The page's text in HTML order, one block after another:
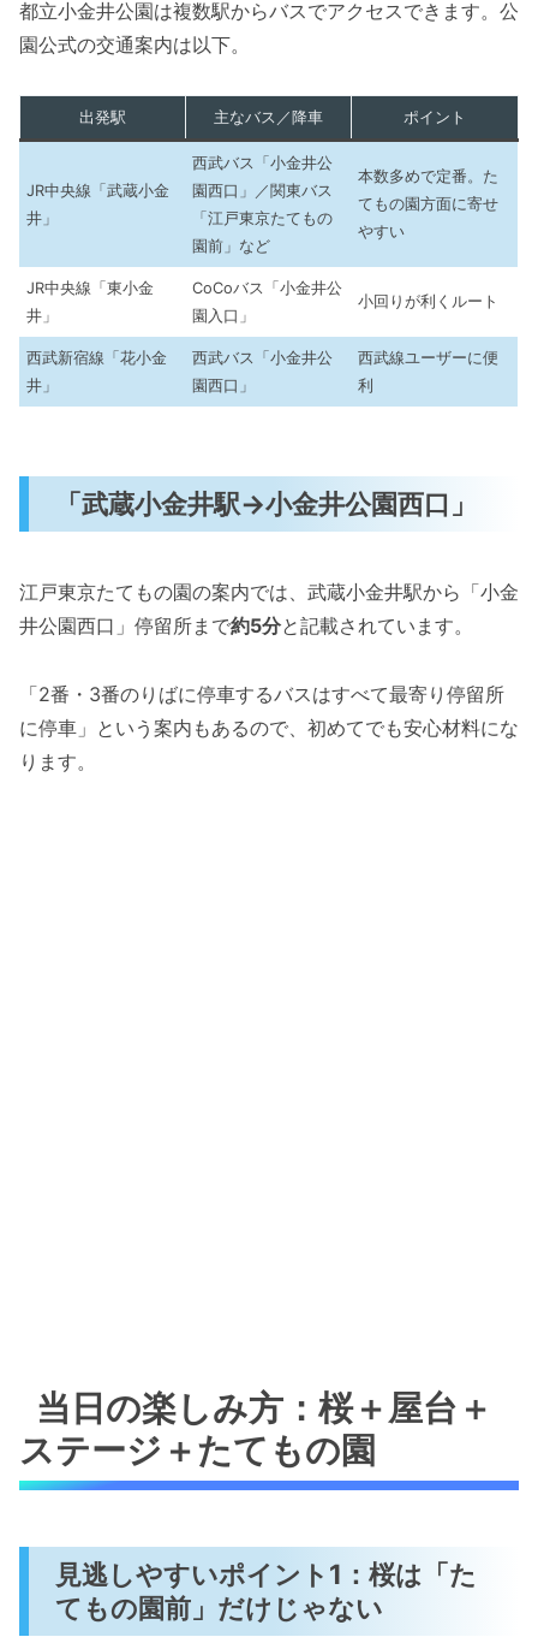
都立小金井公園は複数駅からバスでアクセスできます。公
園公式の交通案内は以下。
出発駅 主なバス／降車 ポイント
JR中央線「武蔵小金
井」
西武バス「小金井公
園西口」／関東バス
「江戸東京たてもの
園前」など
本数多めで定番。た
てもの園方面に寄せ
やすい
JR中央線「東小金
井」
CoCoバス「小金井公
園入口」
小回りが利くルート
西武新宿線「花小金
井」
西武バス「小金井公
園西口」
西武線ユーザーに便
利
「武蔵小金井駅→小金井公園西口」
江戸東京たてもの園の案内では、武蔵小金井駅から「小金
井公園西口」停留所まで約5分と記載されています。
「2番・3番のりばに停車するバスはすべて最寄り停留所
に停車」という案内もあるので、初めてでも安心材料にな
ります。
当日の楽しみ方：桜＋屋台＋
ステージ＋たてもの園
見逃しやすいポイント1：桜は「た
てもの園前」だけじゃない